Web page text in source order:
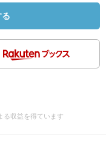
る収益を得ています